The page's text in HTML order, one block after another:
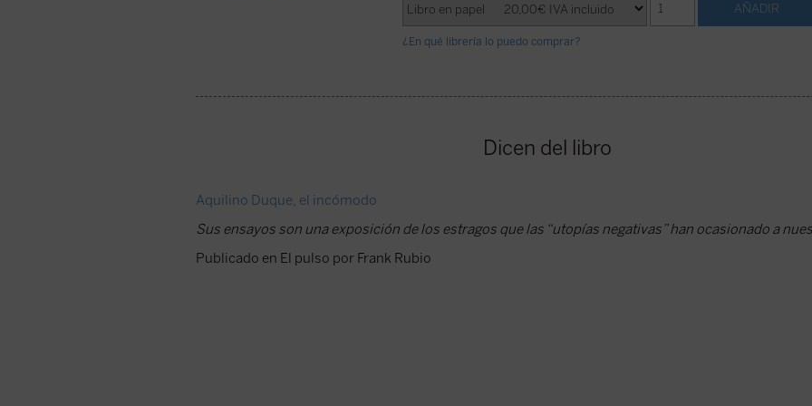
¿En qué librería lo puedo comprar?
Dicen del libro
Aquilino Duque, el incómodo
Sus ensayos son una exposición de los estragos que las “utopías negativas” han ocasionado a
Publicado en El pulso por Frank Rubio